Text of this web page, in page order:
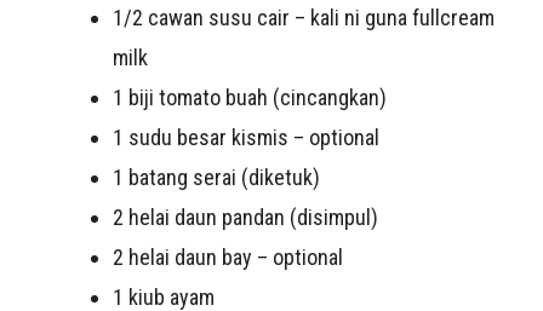
1/2 cawan susu cair – kali ni guna fullcream
milk
1 biji tomato buah (cincangkan)
1 sudu besar kismis – optional
1 batang serai (diketuk)
2 helai daun pandan (disimpul)
2 helai daun bay – optional
1 kiub ayam